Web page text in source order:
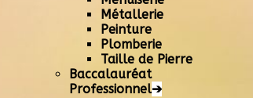
Métallerie
Peinture
Plomberie
Taille de Pierre
Baccalauréat
Professionnel➔